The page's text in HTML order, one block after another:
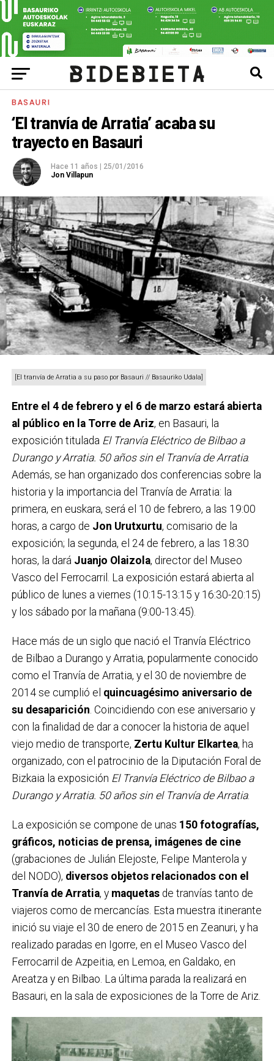
BASAURI
‘El tranvía de Arratia’ acaba su
trayecto en Basauri
Hace 11 años
25/01/2016
Jon Villapun
[El tranvía de Arratia a su paso por Basauri // Basauriko Udala]
Entre el 4 de febrero y el 6 de marzo estará abierta
al público en la Torre de Ariz, en Basauri, la
exposición titulada El Tranvía Eléctrico de Bilbao a
Durango y Arratia. 50 años sin el Tranvía de Arratia.
Además, se han organizado dos conferencias sobre la
historia y la importancia del Tranvía de Arratia: la
primera, en euskara, será el 10 de febrero, a las 19:00
horas, a cargo de Jon Urutxurtu, comisario de la
exposición; la segunda, el 24 de febrero, a las 18:30
horas, la dará Juanjo Olaizola, director del Museo
Vasco del Ferrocarril. La exposición estará abierta al
público de lunes a viernes (10:15-13:15 y 16:30-20:15)
y los sábado por la mañana (9:00-13:45).
Hace más de un siglo que nació el Tranvía Eléctrico
de Bilbao a Durango y Arratia, popularmente conocido
como el Tranvía de Arratia, y el 30 de noviembre de
2014 se cumplió el quincuagésimo aniversario de
su desaparición. Coincidiendo con ese aniversario y
con la finalidad de dar a conocer la historia de aquel
viejo medio de transporte, Zertu Kultur Elkartea, ha
organizado, con el patrocinio de la Diputación Foral de
Bizkaia la exposición El Tranvía Eléctrico de Bilbao a
Durango y Arratia. 50 años sin el Tranvía de Arratia.
La exposición se compone de unas 150 fotografías,
gráficos, noticias de prensa, imágenes de cine
(grabaciones de Julián Elejoste, Felipe Manterola y
del NODO), diversos objetos relacionados con el
Tranvía de Arratia, y maquetasde tranvías tanto de
viajeros como de mercancías. Esta muestra itinerante
inició su viaje el 30 de enero de 2015 en Zeanuri, y ha
realizado paradas en Igorre, en el Museo Vasco del
Ferrocarril de Azpeitia, en Lemoa, en Galdako, en
Areatza y en Bilbao. La última parada la realizará en
Basauri, en la sala de exposiciones de la Torre de Ariz.